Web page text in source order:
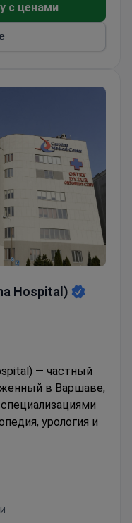
с ценами
Hospital)
— частный
в Варшаве,
урология и
области